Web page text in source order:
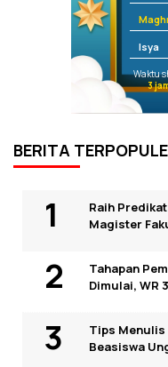
Isya
Waktu
3
BERITA
Raih
Magister
Tahapan
Dimulai, WR
Tips Menulis
Beasiswa